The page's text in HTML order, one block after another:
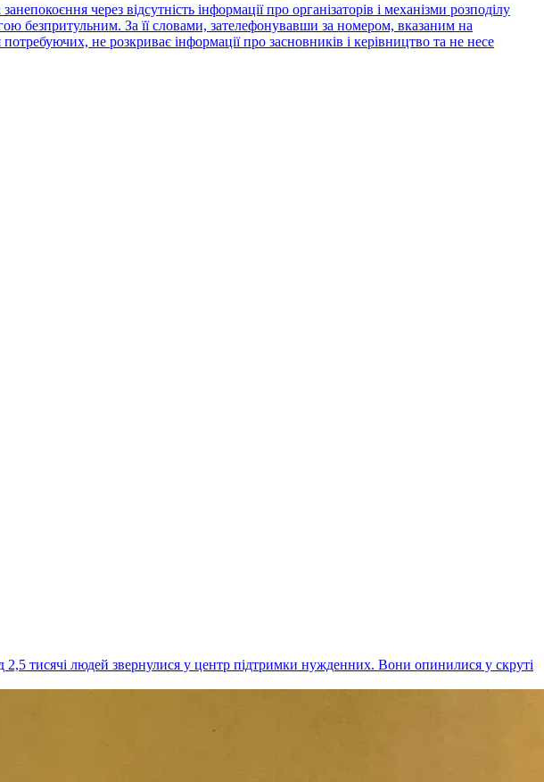
через відсутність інформації про організаторів і механізми розподілу
безпритульним. За її словами, зателефонувавши за номером, вказаним на
не розкриває інформації про засновників і керівництво та не несе
тисячі людей звернулися у центр підтримки нужденних. Вони опинилися у скруті